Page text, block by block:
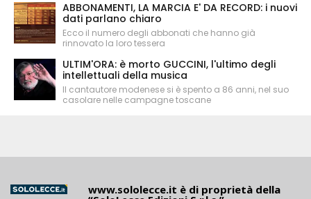
ABBONAMENTI, LA MARCIA E' DA RECORD: i nuovi
dati parlano chiaro
Ecco il numero degli abbonati che hanno già
rinnovato la loro tessera
ULTIM'ORA: è morto GUCCINI, l'ultimo degli
intellettuali della musica
Il cantautore modenese si è spento a 86 anni, nel suo
casolare nelle campagne toscane
www.sololecce.it è di proprietà della